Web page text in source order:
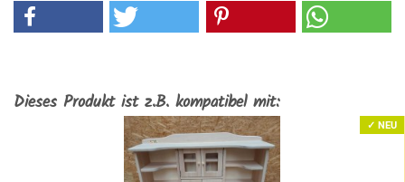
Dieses Produkt ist z.B. kompatibel mit:
✓ NEU